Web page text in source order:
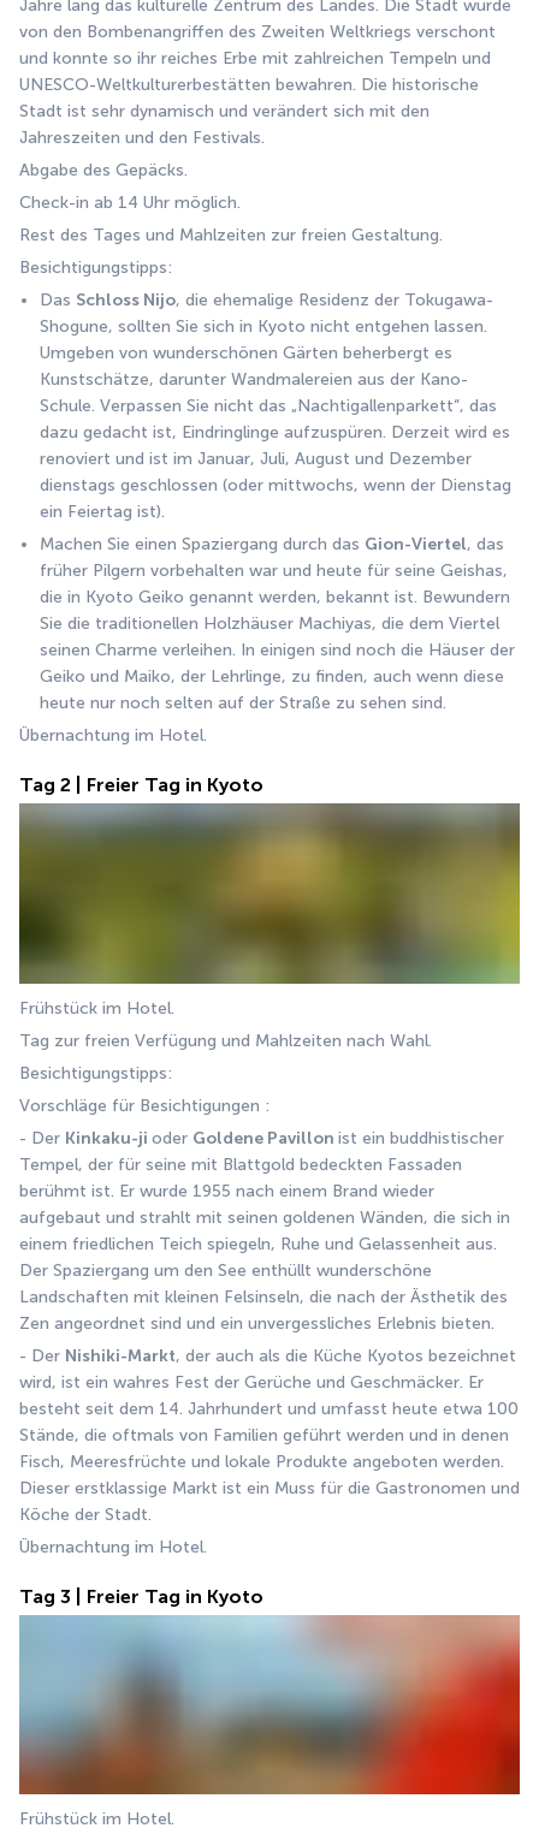
Jahre lang das kulturelle Zentrum des Landes. Die Stadt wurde
von den Bombenangriffen des Zweiten Weltkriegs verschont
und konnte so ihr reiches Erbe mit zahlreichen Tempeln und
UNESCO-Weltkulturerbestätten bewahren. Die historische
Stadt ist sehr dynamisch und verändert sich mit den
Jahreszeiten und den Festivals.
Abgabe des Gepäcks.
Check-in ab 14 Uhr möglich.
Rest des Tages und Mahlzeiten zur freien Gestaltung.
Besichtigungstipps:
Das Schloss Nijo, die ehemalige Residenz der Tokugawa-
Shogune, sollten Sie sich in Kyoto nicht entgehen lassen.
Umgeben von wunderschönen Gärten beherbergt es
Kunstschätze, darunter Wandmalereien aus der Kano-
Schule. Verpassen Sie nicht das „Nachtigallenparkett“, das
dazu gedacht ist, Eindringlinge aufzuspüren. Derzeit wird es
renoviert und ist im Januar, Juli, August und Dezember
dienstags geschlossen (oder mittwochs, wenn der Dienstag
ein Feiertag ist).
Machen Sie einen Spaziergang durch das Gion-Viertel, das
früher Pilgern vorbehalten war und heute für seine Geishas,
die in Kyoto Geiko genannt werden, bekannt ist. Bewundern
Sie die traditionellen Holzhäuser Machiyas, die dem Viertel
seinen Charme verleihen. In einigen sind noch die Häuser der
Geiko und Maiko, der Lehrlinge, zu finden, auch wenn diese
heute nur noch selten auf der Straße zu sehen sind.
Übernachtung im Hotel.
Tag 2 | Freier Tag in Kyoto
Frühstück im Hotel.
Tag zur freien Verfügung und Mahlzeiten nach Wahl.
Besichtigungstipps:
Vorschläge für Besichtigungen :
- Der Kinkaku-ji oder Goldene Pavillon ist ein buddhistischer
Tempel, der für seine mit Blattgold bedeckten Fassaden
berühmt ist. Er wurde 1955 nach einem Brand wieder
aufgebaut und strahlt mit seinen goldenen Wänden, die sich in
einem friedlichen Teich spiegeln, Ruhe und Gelassenheit aus.
Der Spaziergang um den See enthüllt wunderschöne
Landschaften mit kleinen Felsinseln, die nach der Ästhetik des
Zen angeordnet sind und ein unvergessliches Erlebnis bieten.
- Der Nishiki-Markt, der auch als die Küche Kyotos bezeichnet
wird, ist ein wahres Fest der Gerüche und Geschmäcker. Er
besteht seit dem 14. Jahrhundert und umfasst heute etwa 100
Stände, die oftmals von Familien geführt werden und in denen
Fisch, Meeresfrüchte und lokale Produkte angeboten werden.
Dieser erstklassige Markt ist ein Muss für die Gastronomen und
Köche der Stadt.
Übernachtung im Hotel.
Tag 3 | Freier Tag in Kyoto
Frühstück im Hotel.